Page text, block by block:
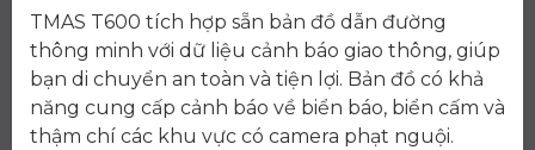
TMAS T600 tích hợp sẵn bản đồ dẫn đường
thông minh với dữ liệu cảnh báo giao thông, giúp
bạn di chuyển an toàn và tiện lợi. Bản đồ có khả
năng cung cấp cảnh báo về biển báo, biển cấm và
thậm chí các khu vực có camera phạt nguội.